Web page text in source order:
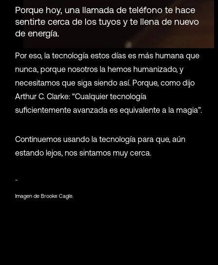
Porque hoy, una llamada de teléfono te hace
sentirte cerca de los tuyos y te llena de nuevo
de energía.
Por eso, la tecnología estos días es más humana que
nunca, porque nosotros la hemos humanizado, y
necesitamos que siga siendo así. Porque, como dijo
Arthur C. Clarke: “Cualquier tecnología
suficientemente avanzada es equivalente a la magia”.
Continuemos usando la tecnología para que, aún
estando lejos, nos sintamos muy cerca.
Imagen de Brooke Cagle.